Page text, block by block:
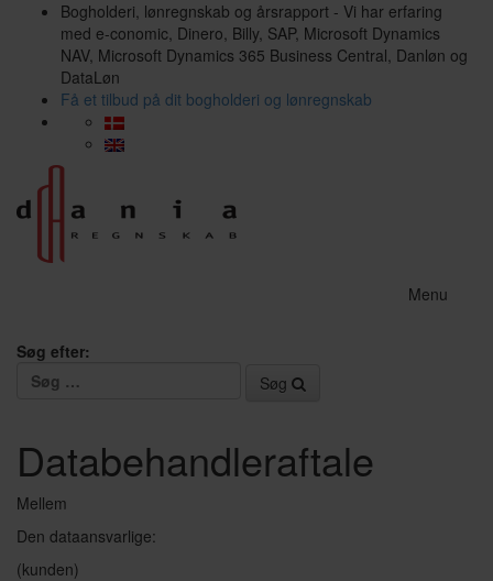
Bogholderi, lønregnskab og årsrapport - Vi har erfaring
med e-conomic, Dinero, Billy, SAP, Microsoft Dynamics
NAV, Microsoft Dynamics 365 Business Central, Danløn og
DataLøn
Få et tilbud på dit bogholderi og lønregnskab
Menu
Søg efter:
Søg
Databehandleraftale
Mellem
Den dataansvarlige:
(kunden)